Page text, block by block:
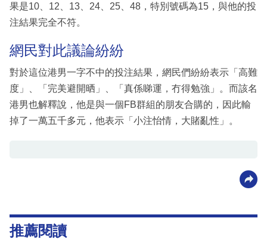
果是10、12、13、24、25、48，特別號碼為15，與他的投
注結果完全不符。
網民對此議論紛紛
對於這位港男一字不中的投注結果，網民們紛紛表示「高難
度」、「完美避開晒」、「真係睇運，冇得勉強」。而該名
港男也解釋說，他是與一個FB群組的朋友合購的，因此輸
掉了一萬五千多元，他表示「小注怡情，大賭亂性」。
推薦閱讀